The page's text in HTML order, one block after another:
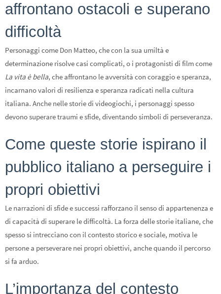
affrontano ostacoli e superano
difficoltà
Personaggi come Don Matteo, che con la sua umiltà e
determinazione risolve casi complicati, o i protagonisti di film come
La vita è bella, che affrontano le avversità con coraggio e speranza,
incarnano valori di resilienza e speranza radicati nella cultura
italiana. Anche nelle storie di videogiochi, i personaggi spesso
devono superare traumi e sfide, diventando simboli di perseveranza.
Come queste storie ispirano il
pubblico italiano a perseguire i
propri obiettivi
Le narrazioni di sfide e successi rafforzano il senso di appartenenza e
di capacità di superare le difficoltà. La forza delle storie italiane, che
spesso si intrecciano con il contesto storico e sociale, motiva le
persone a perseverare nei propri obiettivi, anche quando il percorso
si fa arduo.
L’importanza del contesto